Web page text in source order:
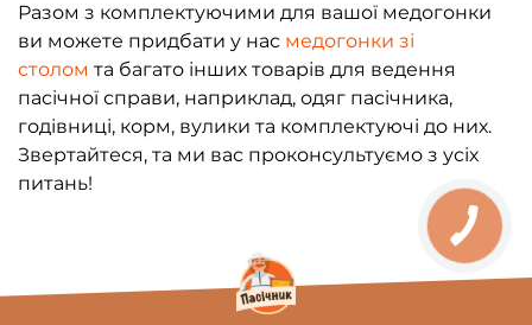
Разом з комплектуючими для вашої медогонки
ви можете придбати у нас медогонки зі
столом та багато інших товарів для ведення
пасічної справи, наприклад, одяг пасічника,
годівниці, корм, вулики та комплектуючі до них.
Звертайтеся, та ми вас проконсультуємо з усіх
питань!